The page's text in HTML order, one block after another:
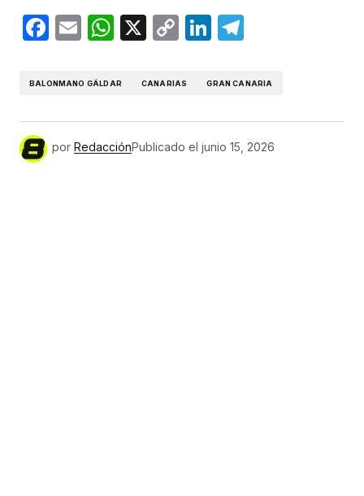
Facebook
EmailWhatsApp
X
CopyLinkedIn
BALONMANO GÁLDAR CANARIAS GRAN CANARIA
por RedacciónPublicado el junio 15, 2026